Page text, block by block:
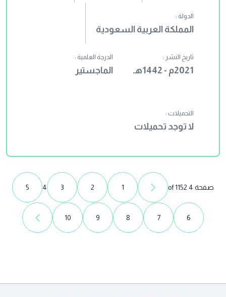
الدولة :
المملكة العربية السعودية
تاريخ النشر :
2021م - 1442هـ
الدرجة العلمية :
الماجستير
التحميلات :
لا توجد تحميلات
صفحة 4 of 1152 1
2
3
4
5
6
7
8
9
10